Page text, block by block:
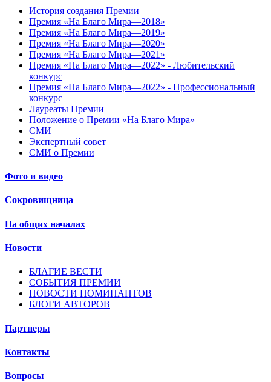
История создания Премии
Премия «На Благо Мира—2018»
Премия «На Благо Мира—2019»
Премия «На Благо Мира—2020»
Премия «На Благо Мира—2021»
Премия «На Благо Мира—2022» - Любительский
конкурс
Премия «На Благо Мира—2022» - Профессиональный
конкурс
Лауреаты Премии
Положение о Премии «На Благо Мира»
СМИ
Экспертный совет
СМИ о Премии
Фото и видео
Сокровищница
На общих началах
Новости
БЛАГИЕ ВЕСТИ
СОБЫТИЯ ПРЕМИИ
НОВОСТИ НОМИНАНТОВ
БЛОГИ АВТОРОВ
Партнеры
Контакты
Вопросы